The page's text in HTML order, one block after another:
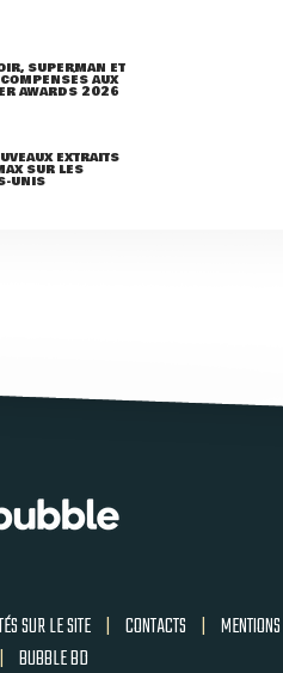
SUPERMAN ET
AUX
AWARDS 2026
EXTRAITS
SUR LES
UNIS
SUR LE SITE | CONTACTS | MENTIONS
| BUBBLE BD